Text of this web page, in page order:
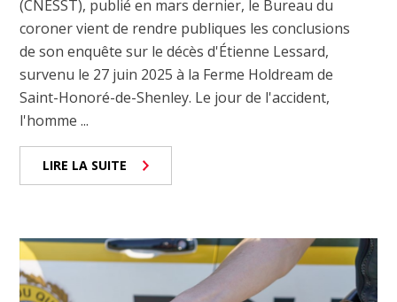
(CNESST), publié en mars dernier, le Bureau du
coroner vient de rendre publiques les conclusions
de son enquête sur le décès d'Étienne Lessard,
survenu le 27 juin 2025 à la Ferme Holdream de
Saint-Honoré-de-Shenley. Le jour de l'accident,
l'homme ...
LIRE LA SUITE